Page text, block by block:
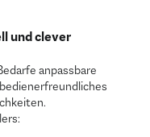
und clever
anpassbare